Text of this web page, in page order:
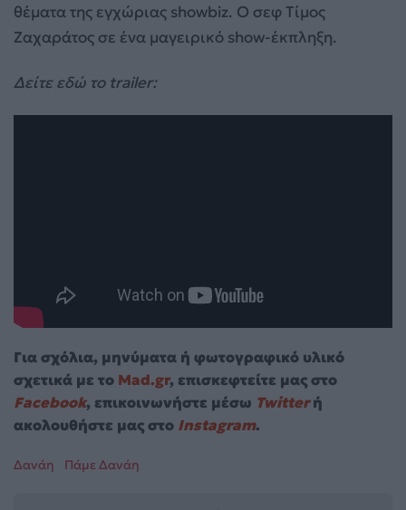
θέματα της εγχώριας showbiz. Ο σεφ Τίμος
Ζαχαράτος σε ένα μαγειρικό show-έκπληξη.
Δείτε εδώ το trailer:
Για σχόλια, μηνύματα ή φωτογραφικό υλικό
σχετικά με το Mad.gr, επισκεφτείτε μας στο
Facebook, επικοινωνήστε μέσω Twitterή
ακολουθήστε μας στο Instagram.
Δανάη Πάμε Δανάη